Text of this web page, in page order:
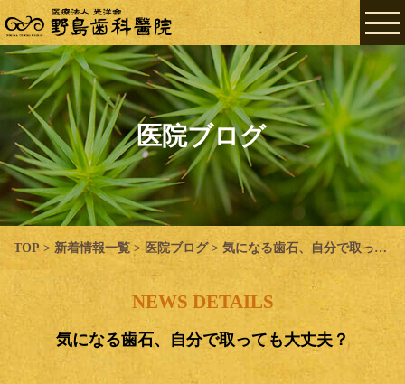
医院ブログ
TOP > 新着情報一覧 > 医院ブログ> 気になる歯石、自分で取っても大丈夫？
NEWS DETAILS
気になる歯石、自分で取っても大丈夫？